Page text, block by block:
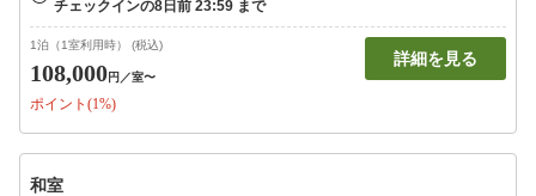
1泊（1室利用時） (税込)
108,000円 ／室〜
ポイント(1%)
詳細を見る
和室